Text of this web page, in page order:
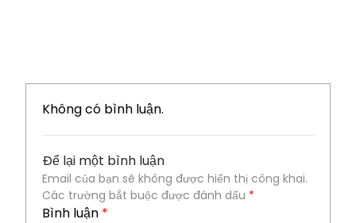
Không có bình luận.
Để lại một bình luận
Email của bạn sẽ không được hiển thị công khai.
Các trường bắt buộc được đánh dấu *
Bình luận *